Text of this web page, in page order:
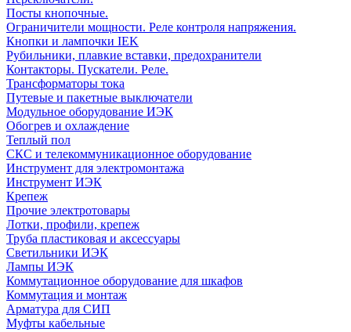
Посты кнопочные.
Ограничители мощности. Реле контроля напряжения.
Кнопки и лампочки IEK
Рубильники, плавкие вставки, предохранители
Контакторы. Пускатели. Реле.
Трансформаторы тока
Путевые и пакетные выключатели
Модульное оборудование ИЭК
Обогрев и охлаждение
Теплый пол
СКС и телекоммуникационное оборудование
Инструмент для электромонтажа
Инструмент ИЭК
Крепеж
Прочие электротовары
Лотки, профили, крепеж
Труба пластиковая и аксессуары
Светильники ИЭК
Лампы ИЭК
Коммутационное оборудование для шкафов
Коммутация и монтаж
Арматура для СИП
Муфты кабельные